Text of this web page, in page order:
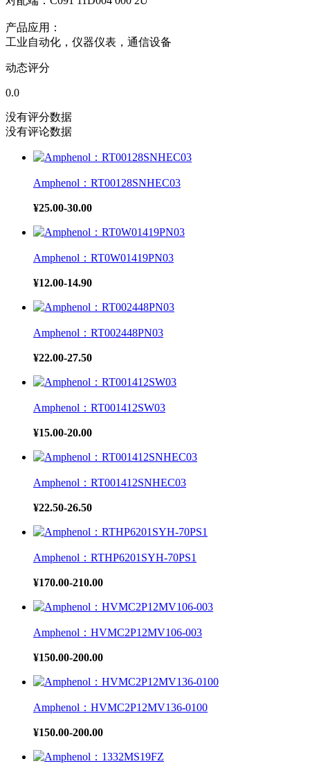
产品应用：
工业自动化，仪器仪表，通信设备
动态评分
0.0
没有评分数据
没有评论数据
Amphenol：RT00128SNHEC03
¥25.00-30.00
Amphenol：RT0W01419PN03
¥12.00-14.90
Amphenol：RT002448PN03
¥22.00-27.50
Amphenol：RT001412SW03
¥15.00-20.00
Amphenol：RT001412SNHEC03
¥22.50-26.50
Amphenol：RTHP6201SYH-70PS1
¥170.00-210.00
Amphenol：HVMC2P12MV106-003
¥150.00-200.00
Amphenol：HVMC2P12MV136-0100
¥150.00-200.00